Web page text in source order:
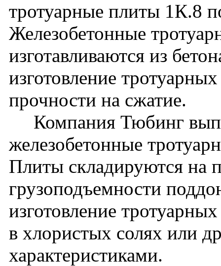
тротуарные плиты 1К.8
Железобетонные
изготавливаются из
изготовление
прочности на сжатие.
Компания Тюбинг
железобетонные
Плиты складируются на
грузоподъемности
изготовление
в хлористых солях или
характеристиками.